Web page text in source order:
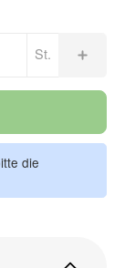
St.
die